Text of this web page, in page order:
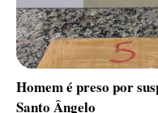
Homem é preso por
Santo Ângelo